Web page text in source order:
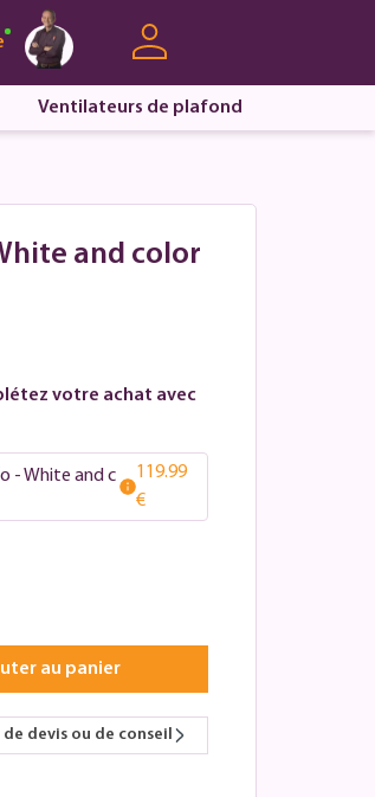
Ventilateurs de plafond
and color
votre achat avec
- White and c
119.99
€
au panier
devis ou de conseil